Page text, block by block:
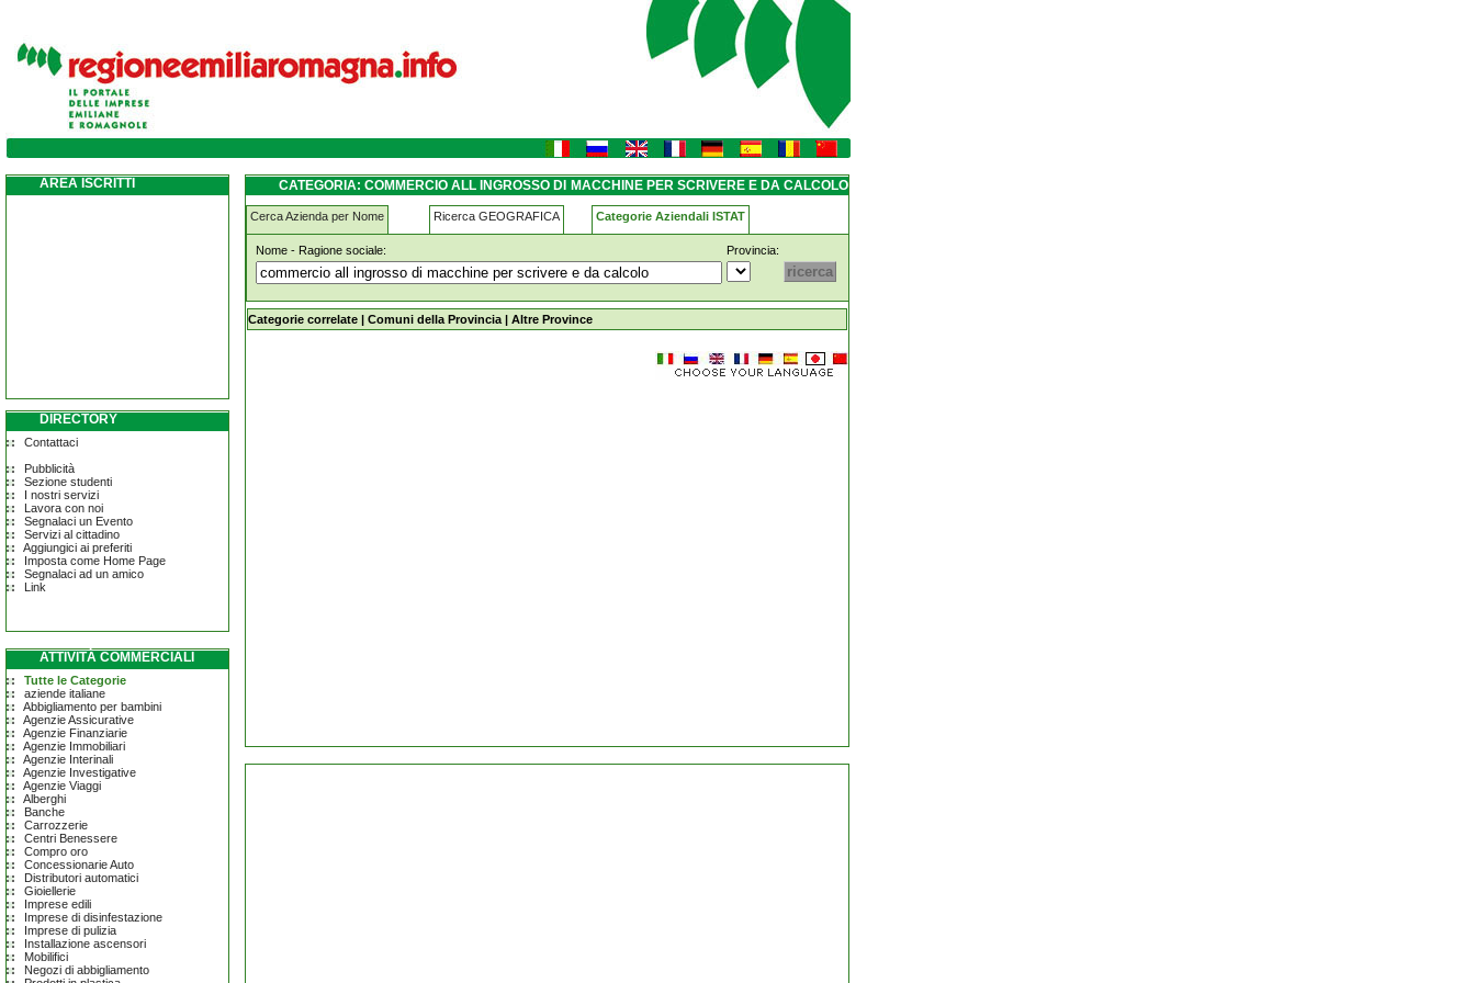
commercio-all-ingrosso-di-macchine-per-scrivere-e-da-calcolo
serramazzoni
AREA ISCRITTI
DIRECTORY
Contattaci
Pubblicità
Sezione studenti
I nostri servizi
Lavora con noi
Segnalaci un Evento
Servizi al cittadino
Aggiungici ai preferiti
Imposta come Home Page
Segnalaci ad un amico
Link
ATTIVITÀ COMMERCIALI
Tutte le Categorie
aziende italiane
Abbigliamento per bambini
Agenzie Assicurative
Agenzie Finanziarie
Agenzie Immobiliari
Agenzie Interinali
Agenzie Investigative
Agenzie Viaggi
Alberghi
Banche
Carrozzerie
Centri Benessere
Compro oro
Concessionarie Auto
Distributori automatici
Gioiellerie
Imprese edili
Imprese di disinfestazione
Imprese di pulizia
Installazione ascensori
Mobilifici
Negozi di abbigliamento
CATEGORIA: COMMERCIO ALL INGROSSO DI MACCHINE PER SCRIVERE E DA CALCOLO
SERRAMAZZONI
Cerca Azienda per Nome Ricerca GEOGRAFICA Categorie Aziendali ISTAT
Nome - Ragione sociale: Provincia:
commercio-all-ingrosso-di-macchine-per-scrivere-e-da-calcolo serramazzoni
Categorie correlate | Comuni della Provincia | Altre Province